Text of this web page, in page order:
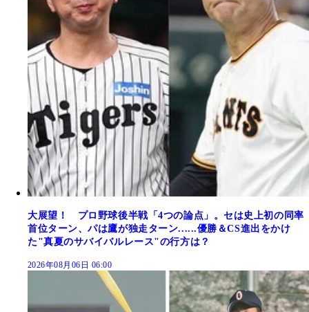
大展望！ プロ野球後半戦「4つの論点」。セは史上初の同率
首位ターン、パは鷹が独走ターン......優勝＆CS進出をかけ
た"真夏のサバイバルレース"の行方は？
2026年08月06日 06:00